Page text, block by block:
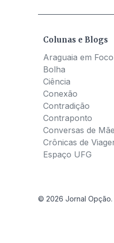
Colunas e Blogs
Araguaia em Foco
Bolha
Ciência
Conexão
Contradição
Contraponto
Conversas de Mãe
Crônicas de
Espaço UFG
© 2026 Jornal Opção.